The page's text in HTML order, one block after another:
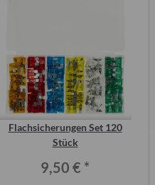
Flachsicherungen Set 120
Stück
9,50 € *